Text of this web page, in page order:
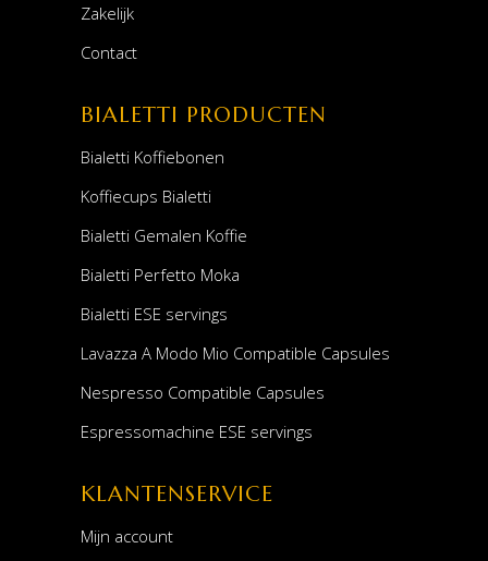
Zakelijk
Contact
BIALETTI PRODUCTEN
Bialetti Koffiebonen
Koffiecups Bialetti
Bialetti Gemalen Koffie
Bialetti Perfetto Moka
Bialetti ESE servings
Lavazza A Modo Mio Compatible Capsules
Nespresso Compatible Capsules
Espressomachine ESE servings
KLANTENSERVICE
Mijn account